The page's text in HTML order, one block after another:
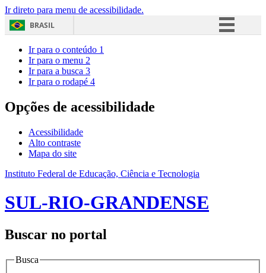
Ir direto para menu de acessibilidade.
BRASIL
Acesso à informação
Ir para o conteúdo 1
Ir para o menu 2
Ir para a busca 3
Ir para o rodapé 4
Opções de acessibilidade
Acessibilidade
Alto contraste
Mapa do site
Instituto Federal de Educação, Ciência e Tecnologia
SUL-RIO-GRANDENSE
Buscar no portal
Busca